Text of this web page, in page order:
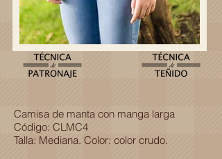
Camisa de manta con manga larga
Código: CLMC4
Talla: Mediana. Color: color crudo.